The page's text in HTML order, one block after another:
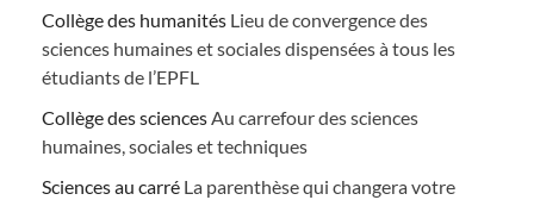
Collège des humanités Lieu de convergence des
sciences humaines et sociales dispensées à tous les
étudiants de l’EPFL
Collège des sciencesAu carrefour des sciences
humaines, sociales et techniques
Sciences au carré La parenthèse qui changera votre